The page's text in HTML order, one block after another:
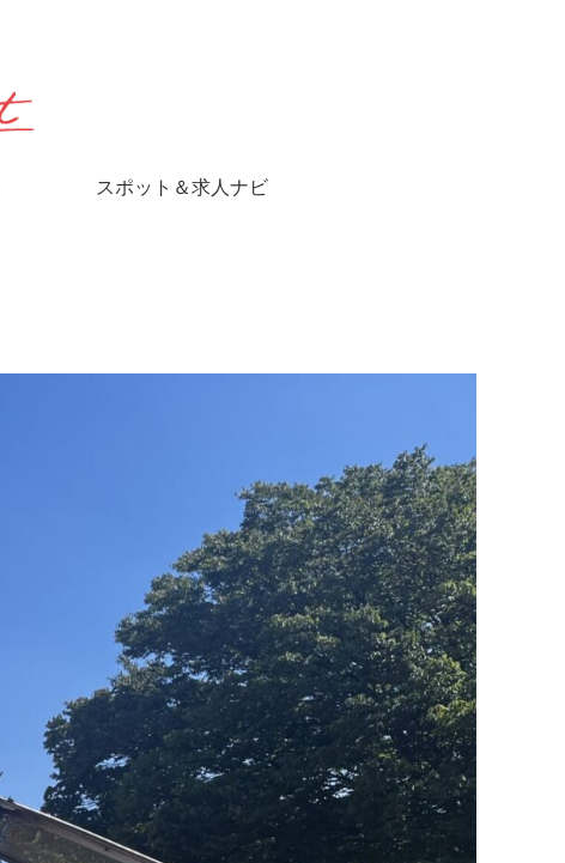
スポット＆求人ナビ